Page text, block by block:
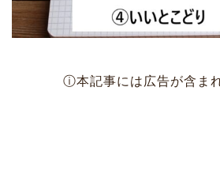
ⓘ本記事には広告が含ま